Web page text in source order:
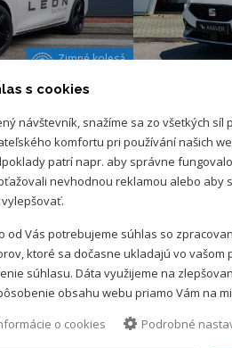
Zimné kolesá
30 490 €
Extra bonus 1
Black
s cookies
návštevník, snažíme sa zo všetkých
komfortu pri používání našich
patrí napr. aby správne
nevhodnou reklamou alebo aby
od Vás potrebujeme súhlas so
ktoré sa dočasne ukladajú vo vašom
súhlasu. Dáta využijeme na
obsahu webu priamo Vám na
o cookies
Podrobné